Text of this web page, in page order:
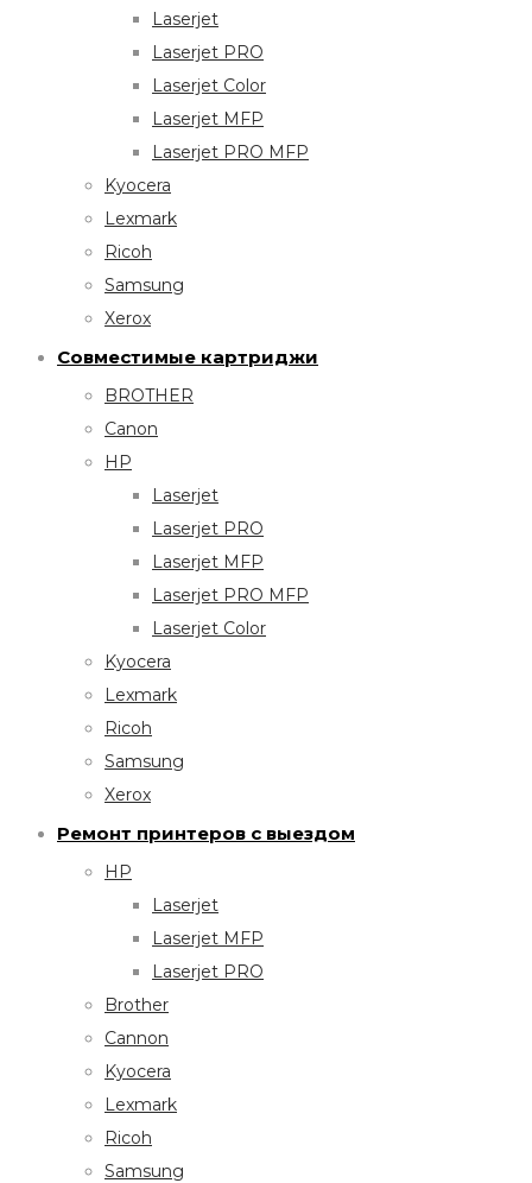
Laserjet
Laserjet PRO
Laserjet Color
Laserjet MFP
Laserjet PRO MFP
Kyocera
Lexmark
Ricoh
Samsung
Xerox
Совместимые картриджи
BROTHER
Canon
HP
Laserjet
Laserjet PRO
Laserjet MFP
Laserjet PRO MFP
Laserjet Color
Kyocera
Lexmark
Ricoh
Samsung
Xerox
Ремонт принтеров с выездом
HP
Laserjet
Laserjet MFP
Laserjet PRO
Brother
Cannon
Kyocera
Lexmark
Ricoh
Samsung